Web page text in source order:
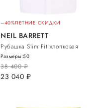
–40%ЛЕТНИЕ СКИДКИ
NEIL BARRETT
Рубашка Slim Fit хлопковая
38 400руб.
23 040 руб.
Размеры:50